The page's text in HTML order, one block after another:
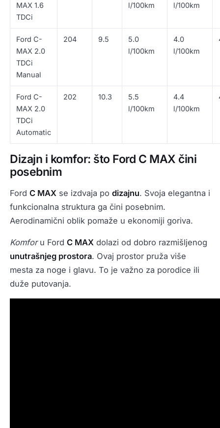
MAX 1.6
TDCi
l/100km
l/100km
Ford C-
MAX 2.0
TDCi
Manual
204 9.5
5.0
l/100km
4.0
l/100km
Ford C-
MAX 2.0
TDCi
Automatic
202 10.3
5.5
l/100km
4.4
l/100km
Dizajn i komfor: što Ford C MAX čini
posebnim
Ford C MAX se izdvaja po dizajnu. Svoja elegantna i
funkcionalna struktura ga čini posebnim.
Aerodinamični oblik pomaže u ekonomiji goriva.
Komforu Ford C MAX dolazi od dobro razmišljenog
unutrašnjeg prostora. Ovaj prostor pruža više
mesta za noge i glavu. To je važno za porodice ili
duže putovanja.